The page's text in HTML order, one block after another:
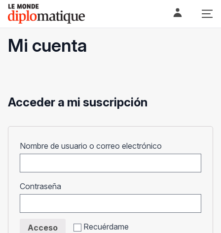
Skip
content
Le monde diplomatique
Mi cuenta
Acceder a mi suscripción
Nombre de usuario o correo electrónico
Contraseña
Recuérdame
Acceso